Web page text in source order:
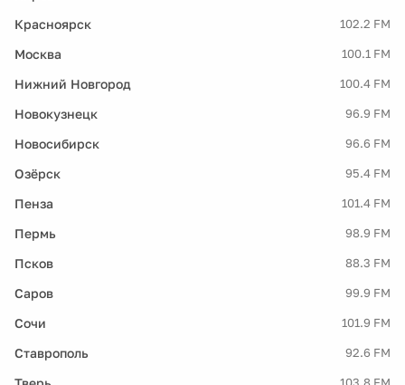
Красноярск 102.2 FM
Москва 100.1 FM
Нижний Новгород 100.4 FM
Новокузнецк 96.9 FM
Новосибирск 96.6 FM
Озёрск 95.4 FM
Пенза 101.4 FM
Пермь 98.9 FM
Псков 88.3 FM
Саров 99.9 FM
Сочи 101.9 FM
Ставрополь 92.6 FM